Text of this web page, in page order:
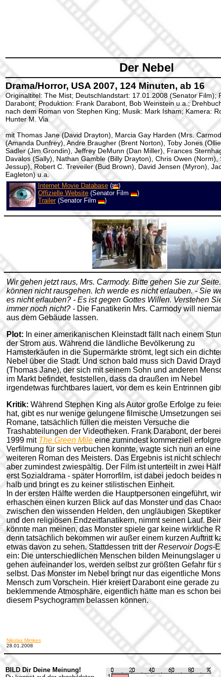
Der Nebel
Drama/Horror, USA 2007, 124 Minuten, ab 16
Originaltitel: The Mist; Deutschlandstart: 17.01.2008 (Senator Film);
Darabont; Produktion: Frank Darabont, Bob Weinstein u.a.;
nach dem Roman von Stephen King; Musik: Mark Isham; Kamera:
Hunter M. Via
mit Thomas Jane (David Drayton), Marcia Gay Harden (Mrs.
(Amanda Dunfrey), Andre Braugher (Brent Norton), Toby Jones
Sadler (Jim Grondin), Jeffrey DeMunn (Dan Miller), Frances
Davalos (Sally), Nathan Gamble (Billy Drayton), Chris Owen (Norm),
Jessup), Robert C. Treveiler (Bud Brown), David Jensen (Myron),
Eagleton) u.a.
Internet Movie Database (
)
Offizielle Website (Senator Film
)
Trailer(Senator Film )
Wir gehen jetzt raus, Mrs. Carmody. Bitte gehen Sie zur
können nicht rausgehen. Ich werde es nicht erlauben. - Sie
es nicht erlauben? - Es ist gegen Gottes Willen. Verstehen
immer noch nicht? - Die Fanatikerin Mrs. Carmody will
aus dem Gebäude lassen.
Plot: In einer amerikanischen Kleinstadt fällt nach einem
der Strom aus. Während die ländliche Bevölkerung zu
Hamsterkäufen in die Supermärkte strömt, legt sich ein
Nebel über die Stadt. Und schon bald muss sich David
(Thomas Jane), der sich mit seinem Sohn und anderen
im Markt befindet, feststellen, dass da draußen im Nebel
irgendetwas furchtbares lauert, vor dem es kein Entrinnen
Kritik: Während Stephen King als Autor große Erfolge zu
hat, gibt es nur wenige gelungene filmische Umsetzungen
Romane, tatsächlich füllen die meisten Versuche die
Trashabteilungen der Videotheken. Frank Darabont, der
1999 mit The Green Mile eine zumindest kommerziell
Verfilmung für sich verbuchen konnte, wagte sich nun an
weiteren Roman des Meisters. Das Ergebnis ist nicht
aber zumindest zwiespältig. Der Film ist unterteilt in zwei
erst Sozialdrama - später Horrorfilm, ist dabei jedoch beides
halb und bringt es zu keiner stilistischen Einheit.
In der ersten Hälfte werden die Hauptpersonen eingeführt, wir
erhaschen einen kurzen Blick auf das Monster und das
zwischen den wissenden Helden, den ungläubigen
und den religiösen Endzeitfanatikern, nimmt seinen Lauf.
könnte man meinen, das Monster spiele gar keine wirkliche
denn tatsächlich bekommen wir außer einem kurzen Auftritt
etwas davon zu sehen. Stattdessen tritt der Reservoir Dogs-
ein: Die unterschiedlichen Menschen bilden Meinungslager
gehen aufeinander los, werden selbst zur größten Gefahr für
selbst. Das Monster im Nebel bringt nur das eigentliche
Mensch zum Vorschein. Hier kreiert Darabont eine gerade zu
beklemmende Atmosphäre, eigentlich hätte man es schon bei
diesem Psychogramm belassen können.
Nikolas Mimkes
28.01.2008
BILD Dir Deine Meinung!